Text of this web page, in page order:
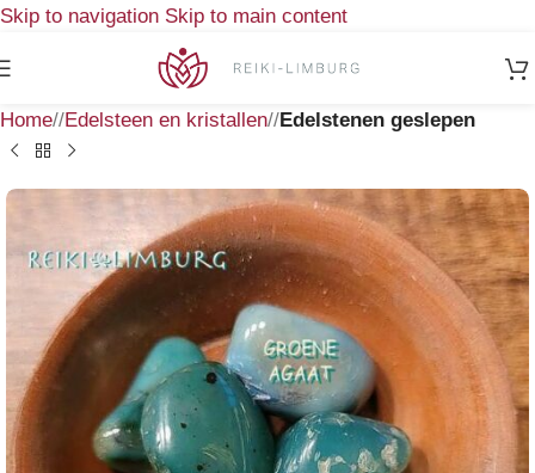
Skip to navigation Skip to main content
Home/ Edelsteen en kristallen/ Edelstenen geslepen